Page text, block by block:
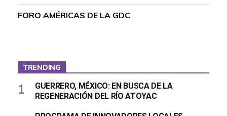
FORO AMÉRICAS DE LA GDC
TRENDING
GUERRERO, MÉXICO: EN BUSCA DE LA
REGENERACIÓN DEL RÍO ATOYAC